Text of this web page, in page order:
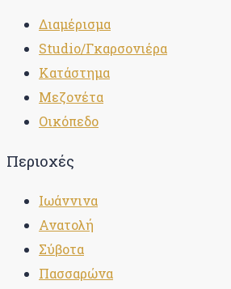
Διαμέρισμα
Studio/Γκαρσονιέρα
Κατάστημα
Μεζονέτα
Οικόπεδο
Περιοχές
Ιωάννινα
Ανατολή
Σύβοτα
Πασσαρώνα